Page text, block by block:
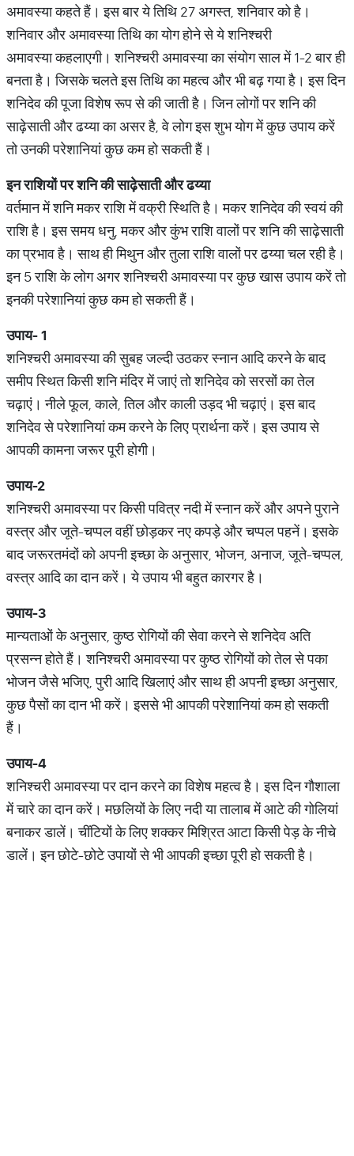
अमावस्या कहते हैं। इस बार ये तिथि 27 अगस्त, शनिवार को है।
शनिवार और अमावस्या तिथि का योग होने से ये शनिश्चरी
अमावस्या कहलाएगी। शनिश्चरी अमावस्या का संयोग साल में 1-2 बार ही
बनता है। जिसके चलते इस तिथि का महत्व और भी बढ़ गया है। इस दिन
शनिदेव की पूजा विशेष रूप से की जाती है। जिन लोगों पर शनि की
साढ़ेसाती और ढय्या का असर है, वे लोग इस शुभ योग में कुछ उपाय करें
तो उनकी परेशानियां कुछ कम हो सकती हैं।
इन राशियों पर शनि की साढ़ेसाती और ढय्या
वर्तमान में शनि मकर राशि में वक्री स्थिति है। मकर शनिदेव की स्वयं की
राशि है। इस समय धनु, मकर और कुंभ राशि वालों पर शनि की साढ़ेसाती
का प्रभाव है। साथ ही मिथुन और तुला राशि वालों पर ढय्या चल रही है।
इन 5 राशि के लोग अगर शनिश्चरी अमावस्या पर कुछ खास उपाय करें तो
इनकी परेशानियां कुछ कम हो सकती हैं।
उपाय-1
शनिश्चरी अमावस्या की सुबह जल्दी उठकर स्नान आदि करने के बाद
समीप स्थित किसी शनि मंदिर में जाएं तो शनिदेव को सरसों का तेल
चढ़ाएं। नीले फूल, काले, तिल और काली उड़द भी चढ़ाएं। इस बाद
शनिदेव से परेशानियां कम करने के लिए प्रार्थना करें। इस उपाय से
आपकी कामना जरूर पूरी होगी।
उपाय-2
शनिश्चरी अमावस्या पर किसी पवित्र नदी में स्नान करें और अपने पुराने
वस्त्र और जूते-चप्पल वहीं छोड़कर नए कपड़े और चप्पल पहनें। इसके
बाद जरूरतमंदों को अपनी इच्छा के अनुसार, भोजन, अनाज, जूते-चप्पल,
वस्त्र आदि का दान करें। ये उपाय भी बहुत कारगर है।
उपाय-3
मान्यताओं के अनुसार, कुष्ठ रोगियों की सेवा करने से शनिदेव अति
प्रसन्न होते हैं। शनिश्चरी अमावस्या पर कुष्ठ रोगियों को तेल से पका
भोजन जैसे भजिए, पुरी आदि खिलाएं और साथ ही अपनी इच्छा अनुसार,
कुछ पैसों का दान भी करें। इससे भी आपकी परेशानियां कम हो सकती
हैं।
उपाय-4
शनिश्चरी अमावस्या पर दान करने का विशेष महत्व है। इस दिन गौशाला
में चारे का दान करें। मछलियों के लिए नदी या तालाब में आटे की गोलियां
बनाकर डालें। चींटियों के लिए शक्कर मिश्रित आटा किसी पेड़ के नीचे
डालें। इन छोटे-छोटे उपायों से भी आपकी इच्छा पूरी हो सकती है।